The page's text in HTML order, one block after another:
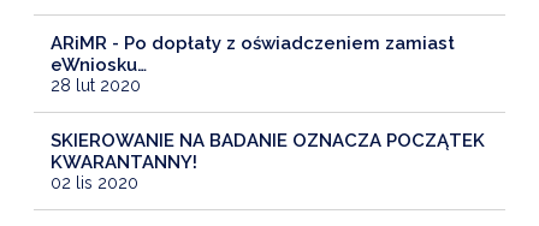
ARiMR - Po dopłaty z oświadczeniem zamiast
eWniosku…
28 lut 2020
SKIEROWANIE NA BADANIE OZNACZA POCZĄTEK
KWARANTANNY!
02 lis 2020